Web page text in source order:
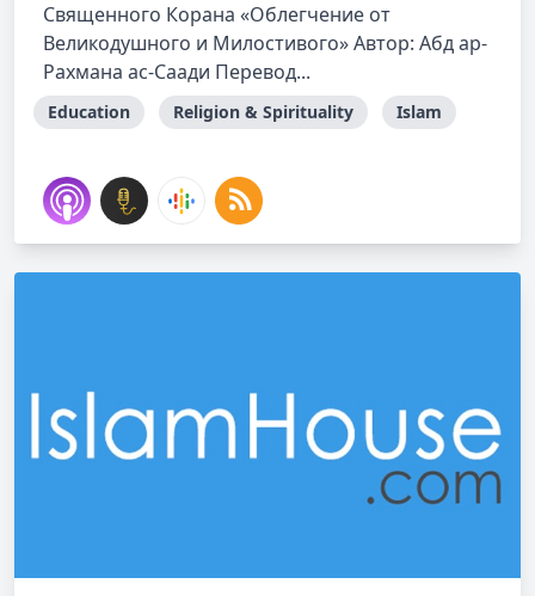
Священного Корана «Облегчение от
Великодушного и Милостивого» Автор: Абд ар-
Рахмана ас-Саади Перевод...
Education Religion & Spirituality Islam